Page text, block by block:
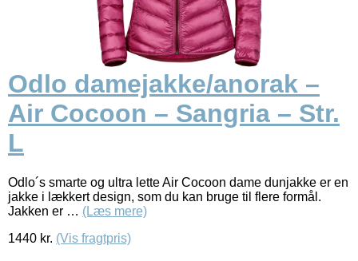
Odlo damejakke/anorak –
Air Cocoon – Sangria – Str.
L
Odlo´s smarte og ultra lette Air Cocoon dame dunjakke er en
jakke i lækkert design, som du kan bruge til flere formål.
Jakken er … (Læs mere)
1440 kr. (Vis fragtpris)